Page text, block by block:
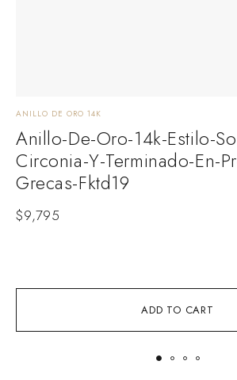
ADD TO CART
ANILLO DE ORO 14K
Anillo-De-Oro-14k-Estilo-
Circonia-Y-Terminado-En-
Grecas-Fktd19
$9,795